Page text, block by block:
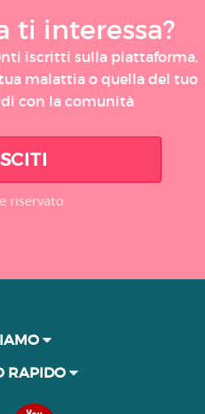
ti interessa?
iscritti sulla piattaforma,
malattia o quella del tuo
con la comunità
riservato
RAPIDO